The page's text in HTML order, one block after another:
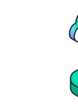
您的
前往